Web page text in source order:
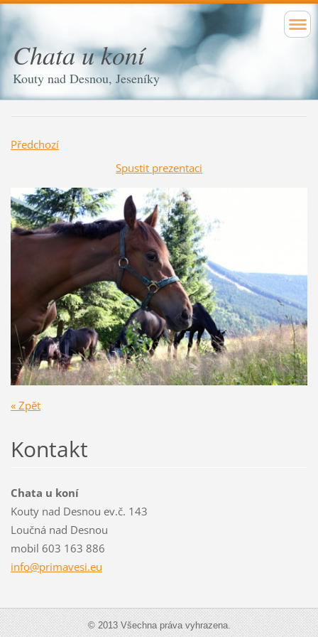
Chata u koní
Kouty nad Desnou, Jeseníky
Předchozí
Spustit prezentaci
« Zpět
Kontakt
Chata u koní
Kouty nad Desnou ev.č. 143
Loučná nad Desnou
mobil 603 163 886
info@primavesi.eu
© 2013 Všechna práva vyhrazena.